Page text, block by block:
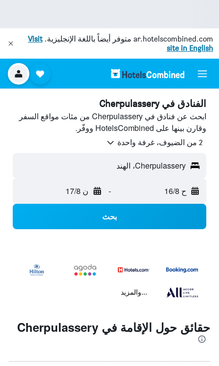
ar.hotelscombined.com متوفر أيضاً باللغة الإنجليزية.Visit
site in English
الفنادق في Cherpulassery
ابحث عن فنادق في Cherpulassery من مئات مواقع السفر
وقارن بينها على HotelsCombined ووفّر.
2 من الضيوف، غرفة واحدة
Cherpulassery، الهند
ح 16/8 - ن 17/8
بحث
...والمزيد
حقائق حول الإقامة في Cherpulassery